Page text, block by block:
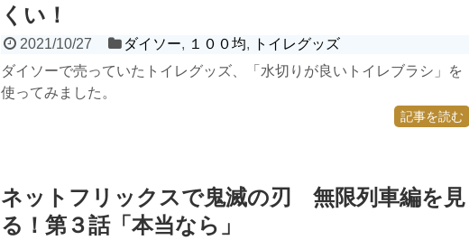
くい！
2021/10/27 ダイソー, １００均,
トイレグッズ
ダイソーで売っていたトイレグッズ、「水切りが良いトイレブラシ」を
使ってみました。
記事を読む
ネットフリックスで鬼滅の刃 無限列車編を見
る！第３話「本当なら」